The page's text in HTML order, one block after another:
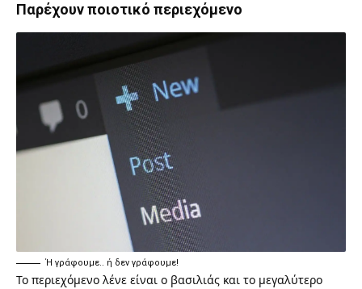
Παρέχουν ποιοτικό περιεχόμενο
Ή γράφουμε.. ή δεν γράφουμε!
Το περιεχόμενο λένε είναι ο βασιλιάς και το μεγαλύτερο